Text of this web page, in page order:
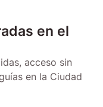
en el
acceso sin
en la Ciudad